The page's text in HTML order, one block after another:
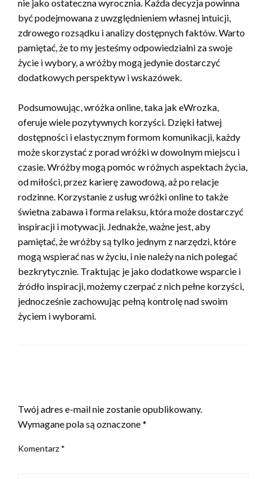
nie jako ostateczna wyrocznia. Każda decyzja powinna
być podejmowana z uwzględnieniem własnej intuicji,
zdrowego rozsądku i analizy dostępnych faktów. Warto
pamiętać, że to my jesteśmy odpowiedzialni za swoje
życie i wybory, a wróżby mogą jedynie dostarczyć
dodatkowych perspektyw i wskazówek.
Podsumowując, wróżka online, taka jak eWrozka,
oferuje wiele pozytywnych korzyści. Dzięki łatwej
dostępności i elastycznym formom komunikacji, każdy
może skorzystać z porad wróżki w dowolnym miejscu i
czasie. Wróżby mogą pomóc w różnych aspektach życia,
od miłości, przez karierę zawodową, aż po relacje
rodzinne. Korzystanie z usług wróżki online to także
świetna zabawa i forma relaksu, która może dostarczyć
inspiracji i motywacji. Jednakże, ważne jest, aby
pamiętać, że wróżby są tylko jednym z narzędzi, które
mogą wspierać nas w życiu, i nie należy na nich polegać
bezkrytycznie. Traktując je jako dodatkowe wsparcie i
źródło inspiracji, możemy czerpać z nich pełne korzyści,
jednocześnie zachowując pełną kontrolę nad swoim
życiem i wyborami.
Twój adres e-mail nie zostanie opublikowany.
Wymagane pola są oznaczone*
Komentarz *